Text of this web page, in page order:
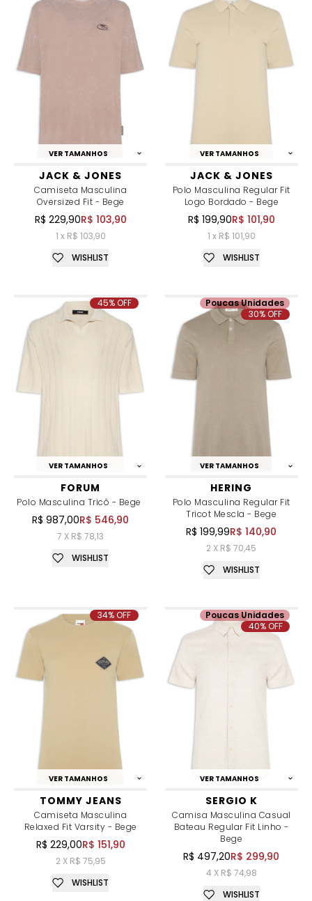
VER TAMANHOS
JACK & JONES
Camiseta Masculina
Oversized Fit - Bege
R$ 229,90R$ 103,90
1 x R$ 103,90
WISHLIST
VER TAMANHOS
JACK & JONES
Polo Masculina Regular Fit
Logo Bordado - Bege
R$ 199,90R$ 101,90
1 x R$ 101,90
WISHLIST
VER TAMANHOS
FORUM
Polo Masculina Tricô - Bege
R$ 987,00R$ 546,90
7 X R$ 78,13
45% OFF
WISHLIST
VER TAMANHOS
HERING
Polo Masculina Regular Fit
Tricot Mescla - Bege
R$ 199,99R$ 140,90
2 X R$ 70,45
Poucas Unidades
30% OFF
WISHLIST
VER TAMANHOS
TOMMY JEANS
Camiseta Masculina
Relaxed Fit Varsity - Bege
R$ 229,00R$ 151,90
2 X R$ 75,95
34% OFF
WISHLIST
VER TAMANHOS
SERGIO K
Camisa Masculina Casual
Bateau Regular Fit Linho -
Bege
R$ 497,20R$ 299,90
4 X R$ 74,98
Poucas Unidades
40% OFF
WISHLIST